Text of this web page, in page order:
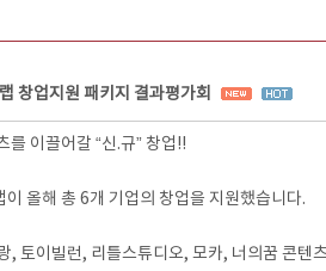
창업지원 패키지 결과평가회
를 이끌어갈 “신.규” 창업!!
올해 총 6개 기업의 창업을 지원했습니다.
, 토이빌런, 리틀스튜디오, 모카, 너의꿈 콘텐